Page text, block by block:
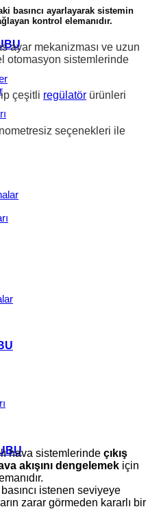
basıncı ayarlayarak sistemin
kontrol elemanıdır.
ayar mekanizması ve uzun
otomasyon sistemlerinde
çeşitli regülatör ürünleri
seçenekleri ile
hava sistemlerinde çıkış
akışını dengelemek için
istenen seviyeye
zarar görmeden kararlı bir